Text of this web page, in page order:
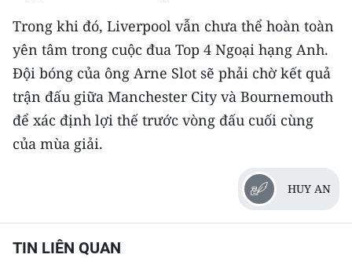
Trong khi đó, Liverpool vẫn chưa thể hoàn toàn
yên tâm trong cuộc đua Top 4 Ngoại hạng Anh.
Đội bóng của ông Arne Slot sẽ phải chờ kết quả
trận đấu giữa Manchester City và Bournemouth
để xác định lợi thế trước vòng đấu cuối cùng
của mùa giải.
HUY AN
TIN LIÊN QUAN